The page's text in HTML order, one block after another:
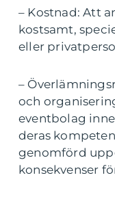
– Kostnad: Att
kostsamt,
eller
–
och
eventbolag
deras
genomförd
konsekvenser